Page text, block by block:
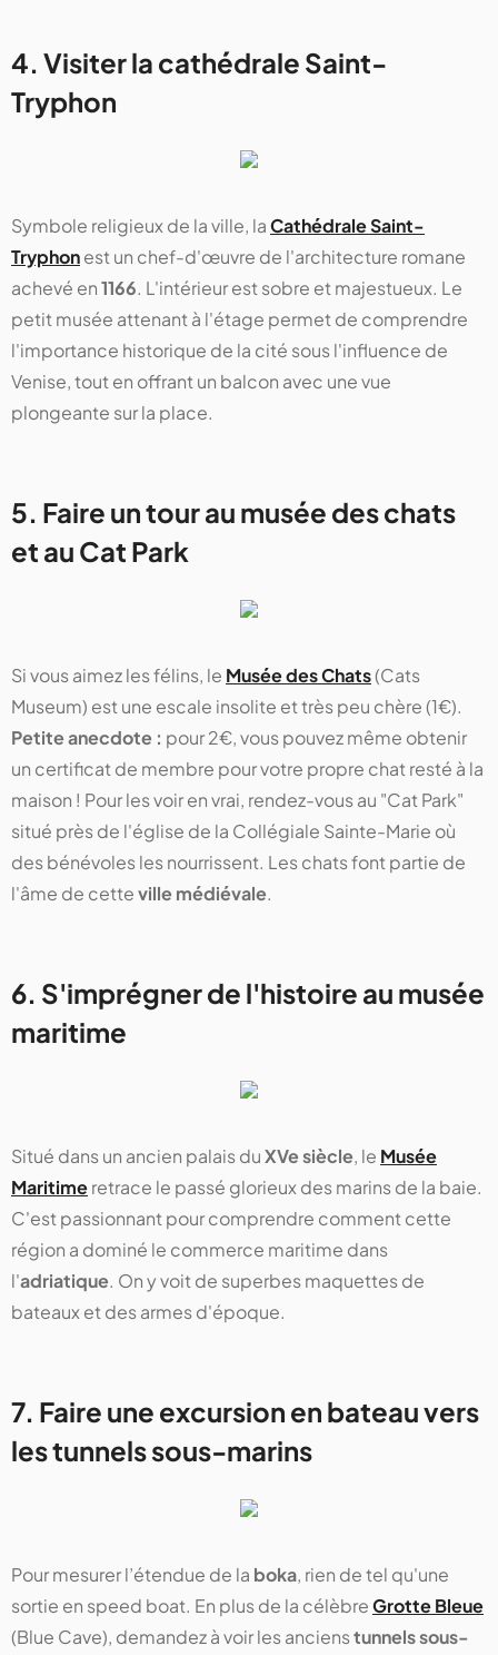
4. Visiter la cathédrale Saint-
Tryphon
Symbole religieux de la ville, laCathédrale Saint-
Tryphonest un chef-d'œuvre de l'architecture romane
achevé en1166. L'intérieur est sobre et majestueux. Le
petit musée attenant à l'étage permet de comprendre
l'importance historique de la cité sous l'influence de
Venise, tout en offrant un balcon avec une vue
plongeante sur la place.
5. Faire un tour au musée des chats
et au Cat Park
Si vous aimez les félins, le Musée des Chats(Cats
Museum) est une escale insolite et très peu chère (1€).
Petite anecdote : pour 2€, vous pouvez même obtenir
un certificat de membre pour votre propre chat resté à la
maison ! Pour les voir en vrai, rendez-vous au "Cat Park"
situé près de l'église de la Collégiale Sainte-Marie où
des bénévoles les nourrissent. Les chats font partie de
l'âme de cetteville médiévale.
6. S'imprégner de l'histoire au musée
maritime
Situé dans un ancien palais duXVe siècle, le Musée
Maritimeretrace le passé glorieux des marins de la baie.
C'est passionnant pour comprendre comment cette
région a dominé le commerce maritime dans
l'adriatique. On y voit de superbes maquettes de
bateaux et des armes d'époque.
7. Faire une excursion en bateau vers
les tunnels sous-marins
Pour mesurer l’étendue de la boka, rien de tel qu'une
sortie en speed boat. En plus de la célèbreGrotte Bleue
(Blue Cave), demandez à voir les ancienstunnels sous-